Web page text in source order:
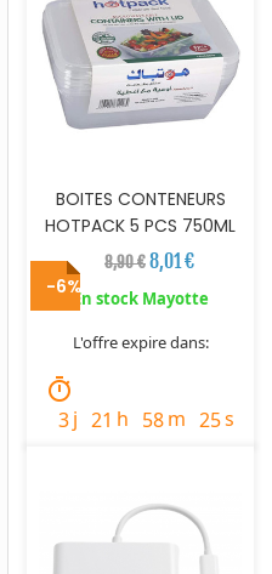
BOITES CONTENEURS
HOTPACK 5 PCS 750ML
8,90 €8,01 €
En stock Mayotte
L'offre expire dans:
timer
3j 21 h 58m 24s
-6%